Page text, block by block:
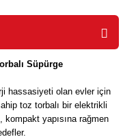
Süpürge
hassasiyeti olan evler için
toz torbalı bir elektrikli
kompakt yapısına rağmen